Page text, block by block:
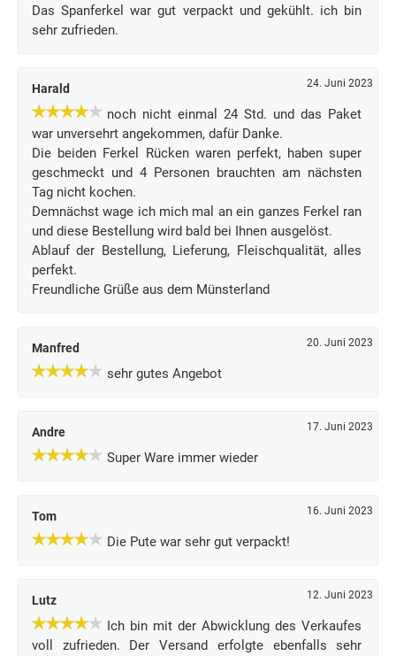
Das Spanferkel war gut verpackt und gekühlt. ich bin
sehr zufrieden.
Harald 24. Juni 2023
noch nicht einmal 24 Std. und das Paket
war unversehrt angekommen, dafür Danke.
Die beiden Ferkel Rücken waren perfekt, haben super
geschmeckt und 4 Personen brauchten am nächsten
Tag nicht kochen.
Demnächst wage ich mich mal an ein ganzes Ferkel ran
und diese Bestellung wird bald bei Ihnen ausgelöst.
Ablauf der Bestellung, Lieferung, Fleischqualität, alles
perfekt.
Freundliche Grüße aus dem Münsterland
Manfred 20. Juni 2023
sehr gutes Angebot
Andre 17. Juni 2023
Super Ware immer wieder
Tom 16. Juni 2023
Die Pute war sehr gut verpackt!
Lutz 12. Juni 2023
Ich bin mit der Abwicklung des Verkaufes
voll zufrieden. Der Versand erfolgte ebenfalls sehr